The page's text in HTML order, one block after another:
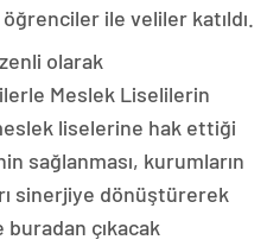
ile veliler katıldı.
olarak
Meslek Liselilerin
liselerine hak ettiği
sağlanması, kurumların
sinerjiye dönüştürerek
buradan çıkacak